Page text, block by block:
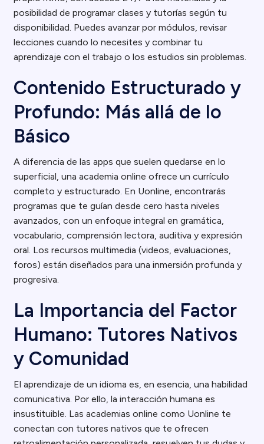
posibilidad de programar clases y tutorías según tu
disponibilidad. Puedes avanzar por módulos, revisar
lecciones cuando lo necesites y combinar tu
aprendizaje con el trabajo o los estudios sin problemas.
Contenido Estructurado y
Profundo: Más allá de lo
Básico
A diferencia de las apps que suelen quedarse en lo
superficial, una academia online ofrece un currículo
completo y estructurado. En Uonline, encontrarás
programas que te guían desde cero hasta niveles
avanzados, con un enfoque integral en gramática,
vocabulario, comprensión lectora, auditiva y expresión
oral. Los recursos multimedia (videos, evaluaciones,
foros) están diseñados para una inmersión profunda y
progresiva.
La Importancia del Factor
Humano: Tutores Nativos
y Comunidad
El aprendizaje de un idioma es, en esencia, una habilidad
comunicativa. Por ello, la interacción humana es
insustituible. Las academias online como Uonline te
conectan con tutores nativos que te ofrecen